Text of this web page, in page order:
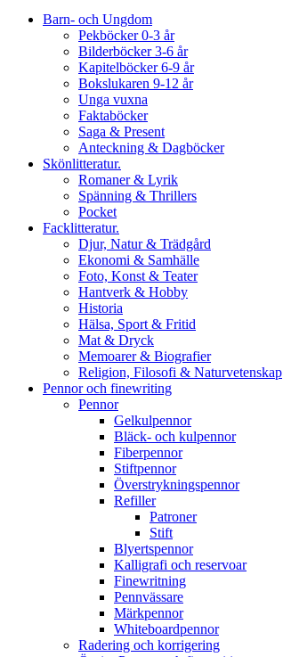
Barn- och Ungdom
Pekböcker 0-3 år
Bilderböcker 3-6 år
Kapitelböcker 6-9 år
Bokslukaren 9-12 år
Unga vuxna
Faktaböcker
Saga & Present
Anteckning & Dagböcker
Skönlitteratur.
Romaner & Lyrik
Spänning & Thrillers
Pocket
Facklitteratur.
Djur, Natur & Trädgård
Ekonomi & Samhälle
Foto, Konst & Teater
Hantverk & Hobby
Historia
Hälsa, Sport & Fritid
Mat & Dryck
Memoarer & Biografier
Religion, Filosofi & Naturvetenskap
Pennor och finewriting
Pennor
Gelkulpennor
Bläck- och kulpennor
Fiberpennor
Stiftpennor
Överstrykningspennor
Refiller
Patroner
Stift
Blyertspennor
Kalligrafi och reservoar
Finewritning
Pennvässare
Märkpennor
Whiteboardpennor
Radering och korrigering